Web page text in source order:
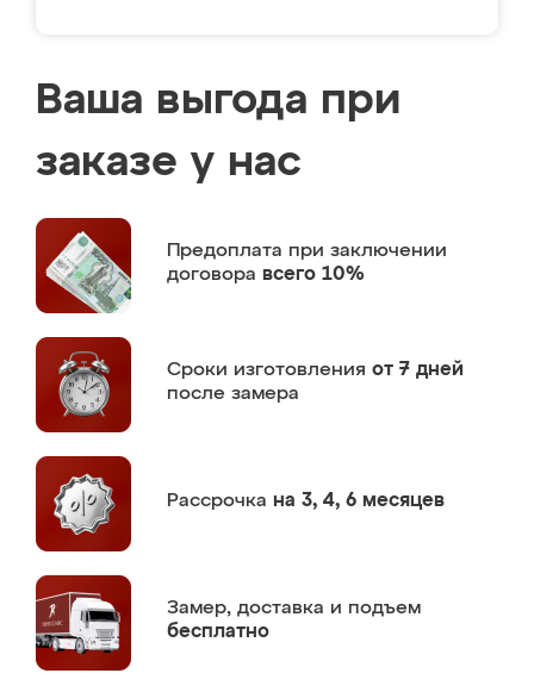
Ваша выгода при
заказе у нас
Предоплата при заключении
договора всего 10%
Сроки изготовления от 7 дней
после замера
Рассрочка на 3, 4, 6 месяцев
Замер, доставка и подъем
бесплатно